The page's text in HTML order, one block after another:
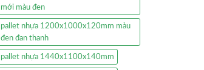
mới màu đen
pallet nhựa 1200x1000x120mm màu
đen đan thanh
pallet nhựa 1440x1100x140mm